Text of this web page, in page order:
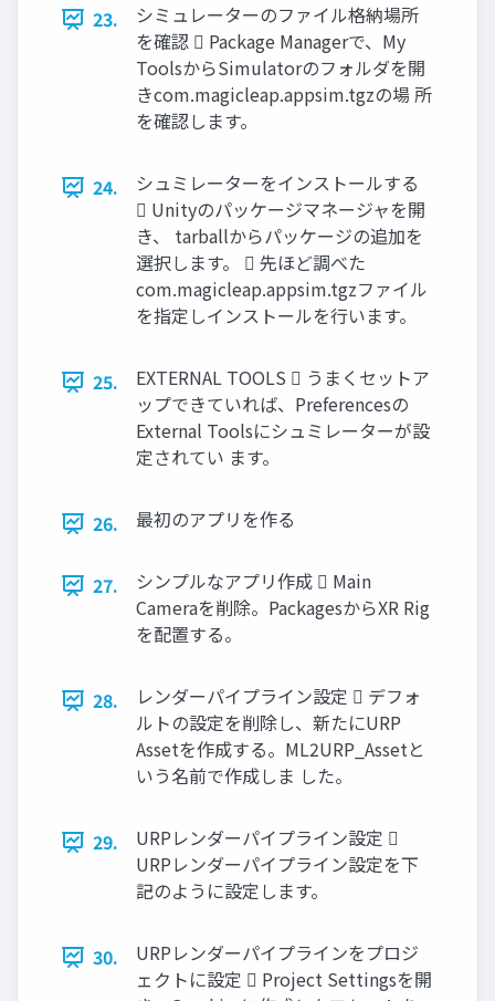
23.
シミュレーターのファイル格納場所
を確認  Package Managerで、My
ToolsからSimulatorのフォルダを開
きcom.magicleap.appsim.tgzの場 所
を確認します。
24.
シュミレーターをインストールする
 Unityのパッケージマネージャを開
き、 tarballからパッケージの追加を
選択します。  先ほど調べた
com.magicleap.appsim.tgzファイル
を指定しインストールを行います。
25.
EXTERNAL TOOLS  うまくセットア
ップできていれば、Preferencesの
External Toolsにシュミレーターが設
定されてい ます。
26. 最初のアプリを作る
27.
シンプルなアプリ作成  Main
Cameraを削除。PackagesからXR Rig
を配置する。
28.
レンダーパイプライン設定  デフォ
ルトの設定を削除し、新たにURP
Assetを作成する。ML2URP_Assetと
いう名前で作成しま した。
29.
URPレンダーパイプライン設定 
URPレンダーパイプライン設定を下
記のように設定します。
30.
URPレンダーパイプラインをプロジ
ェクトに設定  Project Settingsを開